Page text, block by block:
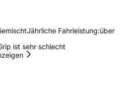
Jährliche Fahrleistung:über
ist sehr schlecht